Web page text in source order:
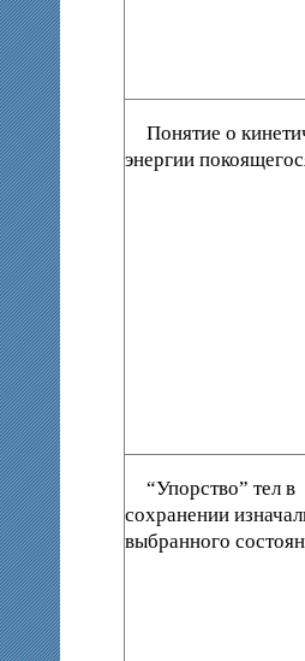
Понятие о
энергии
“Упорство” тел в
сохранении
выбранного